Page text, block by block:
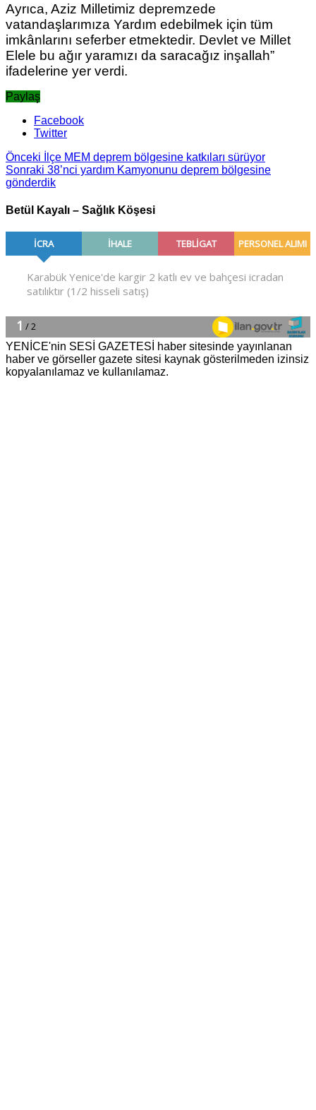
Ayrıca, Aziz Milletimiz depremzede
vatandaşlarımıza Yardım edebilmek için tüm
imkânlarını seferber etmektedir. Devlet ve Millet
Elele bu ağır yaramızı da saracağız inşallah”
ifadelerine yer verdi.
Paylaş
Facebook
Twitter
Önceki İlçe MEM deprem bölgesine katkıları sürüyor
Sonraki 38’nci yardım Kamyonunu deprem bölgesine
gönderdik
Betül Kayalı – Sağlık Köşesi
YENİCE'nin SESİ GAZETESİ haber sitesinde yayınlanan
haber ve görseller gazete sitesi kaynak gösterilmeden izinsiz
kopyalanılamaz ve kullanılamaz.